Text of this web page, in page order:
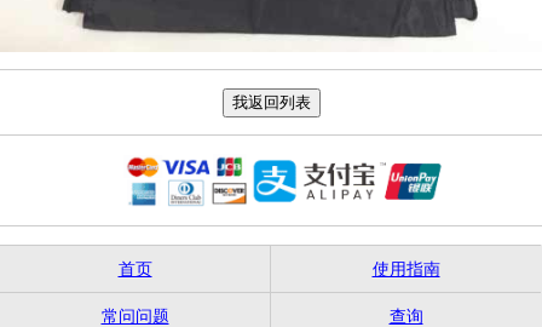
首页 使用指南
常问问题 查询